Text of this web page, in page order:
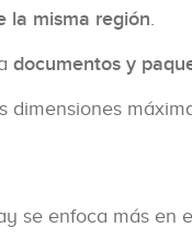
la misma región.
documentos y
dimensiones
se enfoca más